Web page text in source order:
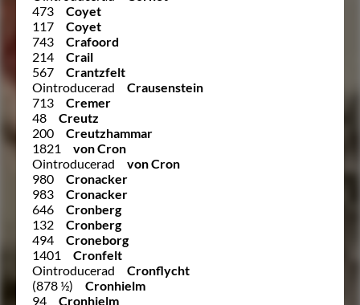
473
Coyet
117
Coyet
743
Crafoord
214
Crail
567
Crantzfelt
Ointroducerad
Crausenstein
713
Cremer
48
Creutz
200
Creutzhammar
1821
von Cron
Ointroducerad
von Cron
980
Cronacker
983
Cronacker
646
Cronberg
132
Cronberg
494
Croneborg
1401
Cronfelt
Ointroducerad
Cronflycht
(878 ½)
Cronhielm
94
Cronhielm